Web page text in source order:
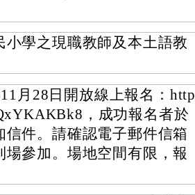
學之現職教師及本土語教
月28日開放線上報名：http
，成功報名者於
件。請確認電子郵件信箱
參加。場地空間有限，報